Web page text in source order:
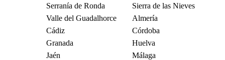
Serranía de Ronda
Sierra de las Nieves
Valle del Guadalhorce
Almería
Cádiz
Córdoba
Granada
Huelva
Jaén
Málaga